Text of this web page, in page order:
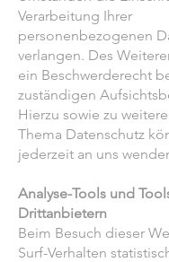
Verarbeitung Ihrer
personenbezogenen
verlangen. Des
ein Beschwerderecht
zuständigen
Hierzu sowie zu
Thema Datenschutz
jederzeit an uns
Analyse-Tools und
Drittanbietern
Beim Besuch dieser
Surf-Verhalten